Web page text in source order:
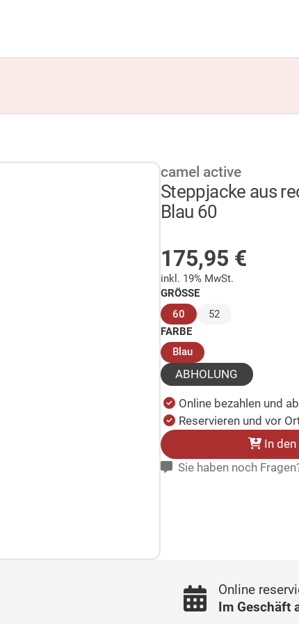
camel active
Steppjacke aus
Blau 60
175,95 €
inkl. 19% MwSt.
GRÖSSE
60 (ausgewählt)
52
FARBE
Blau(ausgewählt)
ABHOLUNG
Online bezahlen und
Reservieren und vor
In
Sie haben noch
Online
Im Geschäft